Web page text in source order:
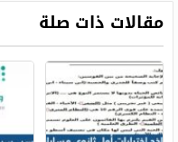
مقالات ذات صلة